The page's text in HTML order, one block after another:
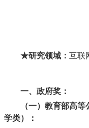
★研究领域： 互联
一、政府奖：
（一）教育部高
学类）：